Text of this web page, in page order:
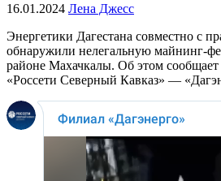
16.01.2024 Лена Джесс
Энергетики Дагестана совместно с
обнаружили нелегальную майнинг-
районе Махачкалы. Об этом
«Россети Северный Кавказ» —